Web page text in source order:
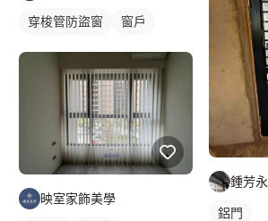
穿梭管防盜窗
窗戶
映室家飾美學
鍾芳永
鋁門